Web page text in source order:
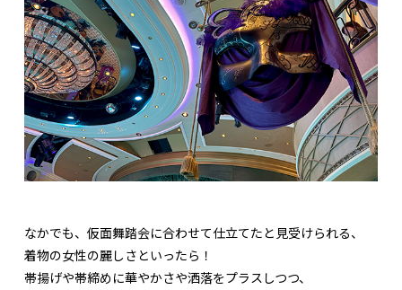
なかでも、仮面舞踏会に合わせて仕立てたと見受けられる、
着物の女性の麗しさといったら！
帯揚げや帯締めに華やかさや洒落をプラスしつつ、